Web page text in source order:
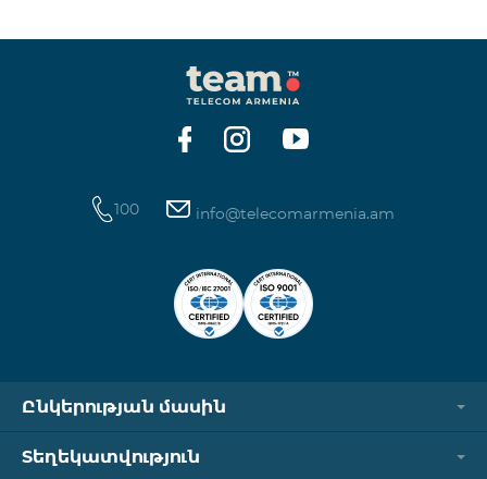
100 info@telecomarmenia.am
Ընկերության մասին
Տեղեկատվություն